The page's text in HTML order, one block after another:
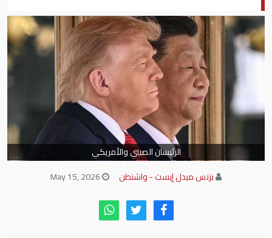
الرئيسان الصيني والأمريكي
بزنس ميدل إيست - واشنطن